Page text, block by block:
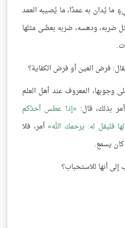
ما يُدان به عمدًا، ما يُصيبه العمد
ضربه، ودهسه، ضربه بعصًى مثلها
فرض العين أو فرض الكفاية؟
المعروف عند أهل العلم
بذلك، قال: إذا عطس أحدُكم
فليقل له: يرحمك الله أمر، فلا
يسمع.
أنها للاستحباب؟